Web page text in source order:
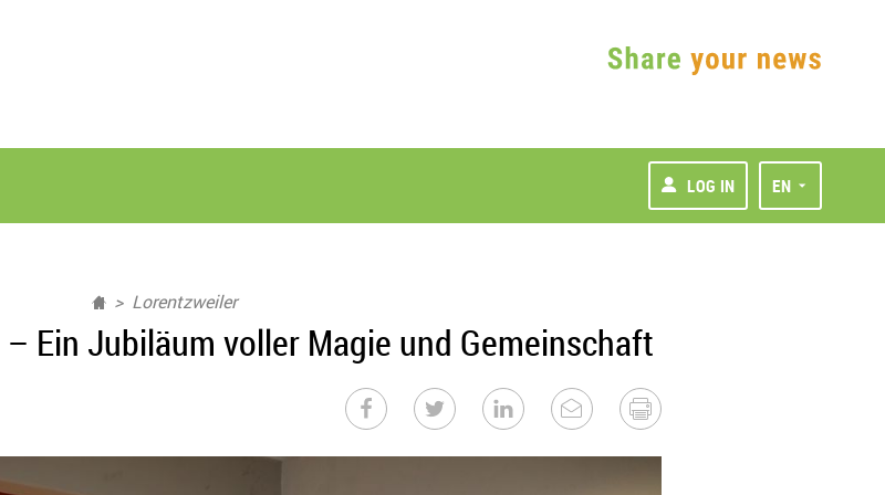
LOG IN EN
Lorentzweiler
Ein Jubiläum voller Magie und Gemeinschaft